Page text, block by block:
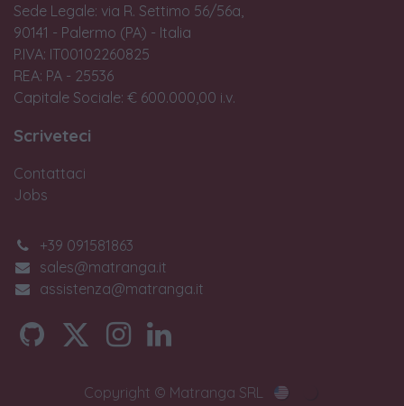
Sede Legale: via R. Settimo 56/56a,
90141 - Palermo (PA) - Italia
P.IVA: IT00102260825
REA: PA - 25536
Capitale Sociale: € 600.000,00 i.v.
Scriveteci
Contattaci
Jobs
+39 091581863
sales@matranga.it
assistenza@matranga.it
Copyright © Matranga SRL